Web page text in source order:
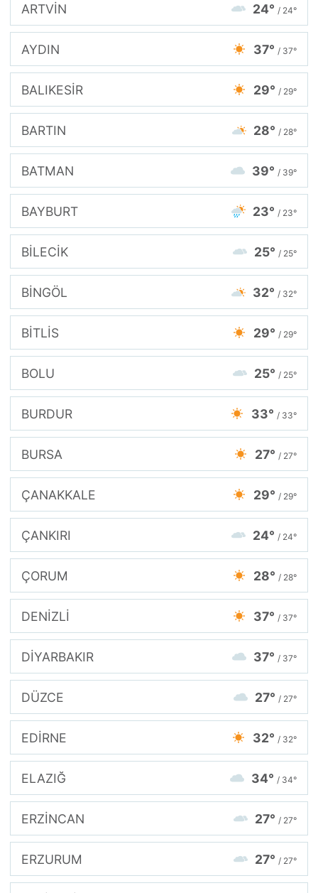
ARTVİN 24° / 24°
AYDIN 37° / 37°
BALIKESİR 29° / 29°
BARTIN 28° / 28°
BATMAN 39° / 39°
BAYBURT 23° / 23°
BİLECİK 25° / 25°
BİNGÖL 32° / 32°
BİTLİS 29° / 29°
BOLU 25° / 25°
BURDUR 33° / 33°
BURSA 27° / 27°
ÇANAKKALE 29° / 29°
ÇANKIRI 24° / 24°
ÇORUM 28° / 28°
DENİZLİ 37° / 37°
DİYARBAKIR 37° / 37°
DÜZCE 27° / 27°
EDİRNE 32° / 32°
ELAZIĞ 34° / 34°
ERZİNCAN 27° / 27°
ERZURUM 27° / 27°